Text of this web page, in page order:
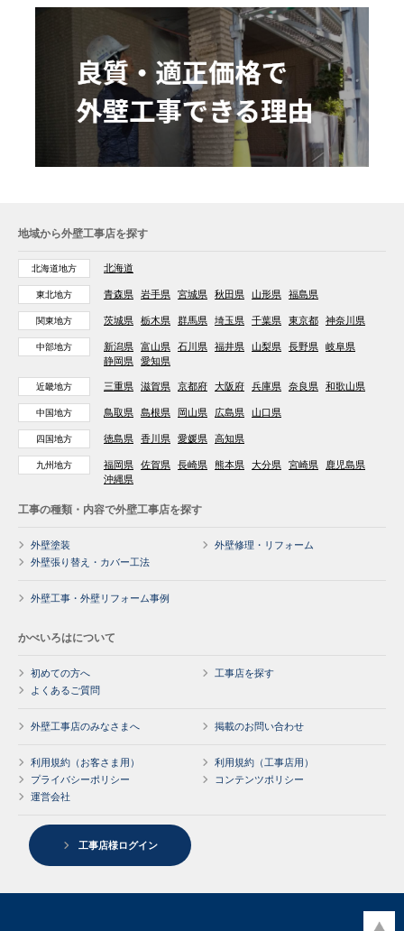
地域から外壁工事店を探す
北海道地方 北海道
東北地方 青森県 岩手県 宮城県 秋田県 山形県 福島県
関東地方 茨城県 栃木県 群馬県 埼玉県 千葉県 東京都 神奈川県
中部地方 新潟県 富山県 石川県 福井県 山梨県 長野県
岐阜県
静岡県
愛知県
近畿地方 三重県 滋賀県 京都府 大阪府 兵庫県 奈良県 和歌山県
中国地方 鳥取県 島根県 岡山県 広島県 山口県
四国地方 徳島県 香川県 愛媛県 高知県
九州地方 福岡県 佐賀県 長崎県 熊本県 大分県 宮崎県
鹿児島県
沖縄県
工事の種類・内容で外壁工事店を探す
外壁塗装
外壁修理・リフォーム
外壁張り替え・カバー工法
外壁工事・外壁リフォーム事例
かべいろはについて
初めての方へ
工事店を探す
よくあるご質問
外壁工事店のみなさまへ 掲載のお問い合わせ
利用規約（お客さま用）
利用規約（工事店用）
プライバシーポリシー
コンテンツポリシー
運営会社
工事店様ログイン